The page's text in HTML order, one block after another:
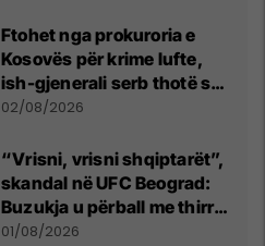
Ftohet nga prokuroria e
Kosovës për krime lufte,
ish-gjenerali serb thotë se
dikush e tradhtoi në
02/08/2026
“Vrisni, vrisni shqiptarët”,
skandal në UFC Beograd:
Buzukja u përball me thirrje
anti-shqiptare nga
01/08/2026